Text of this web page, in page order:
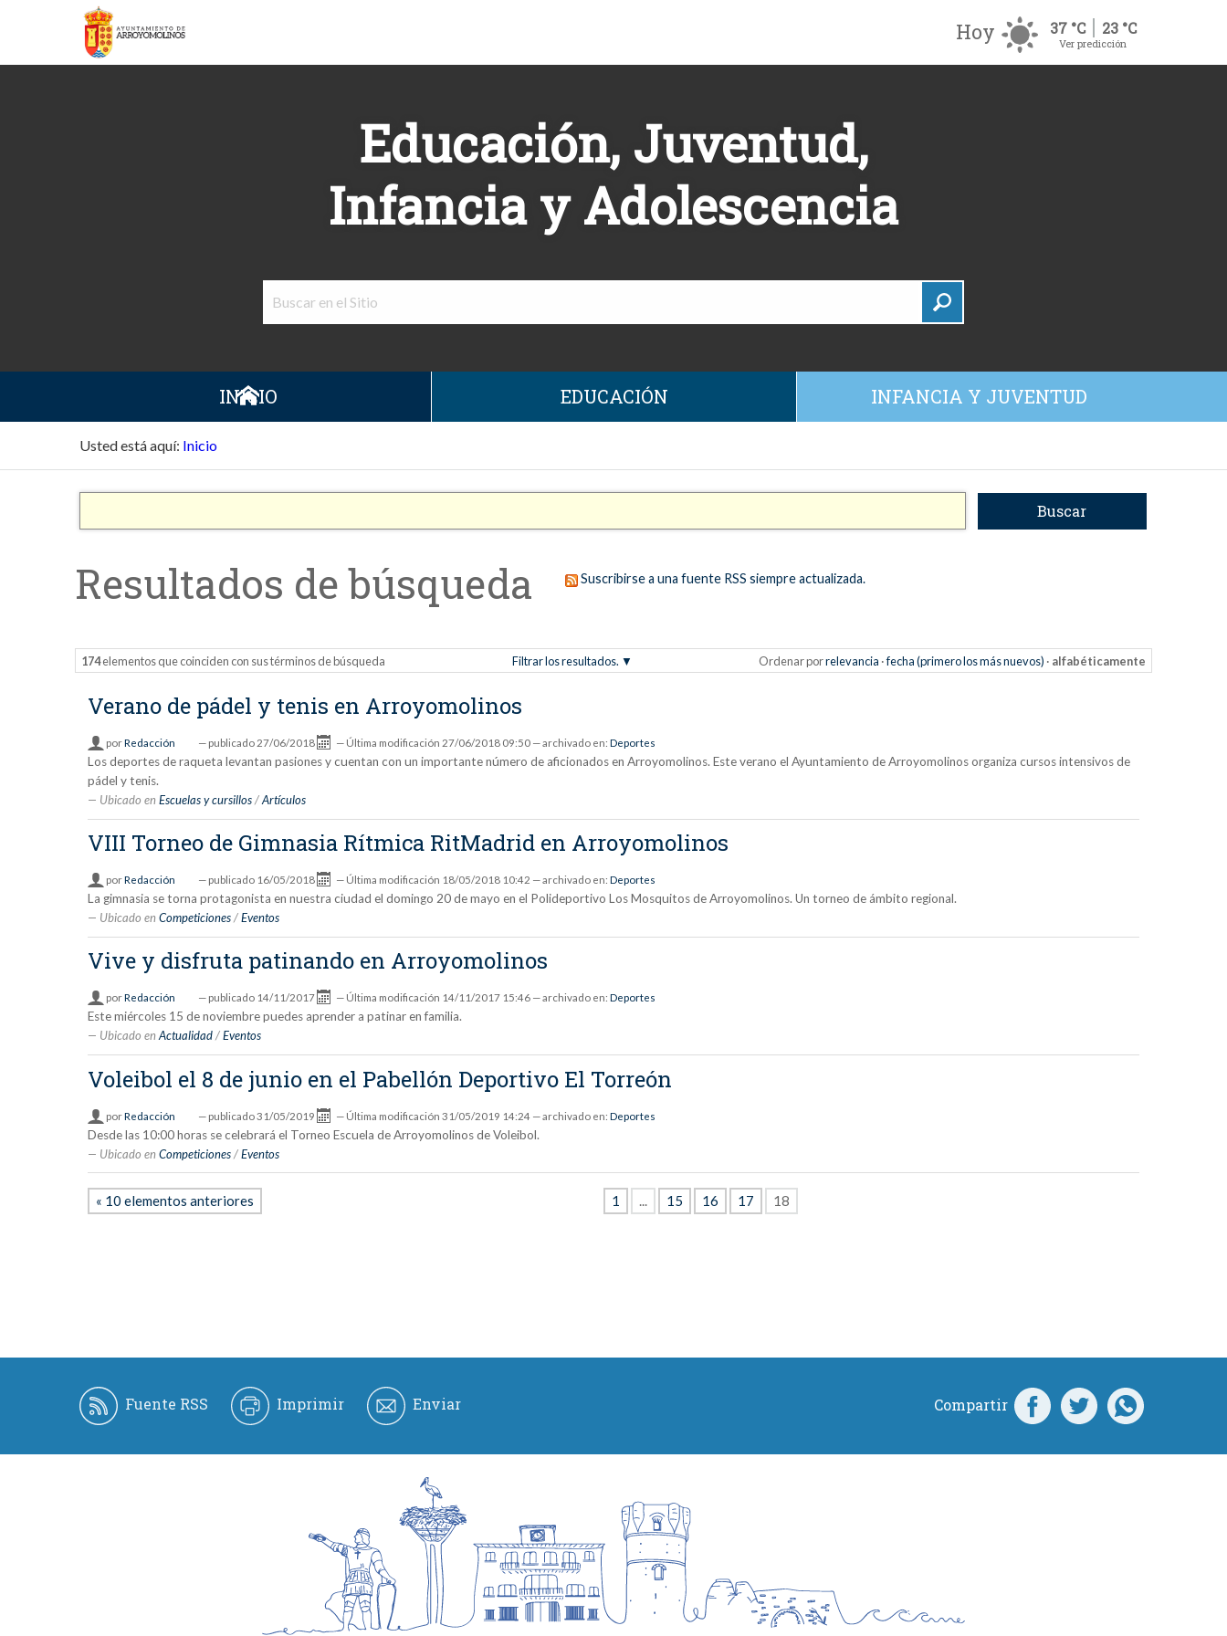
Hoy 37 °C 23 °C
Ver predicción
Educación, Juventud,
Infancia y Adolescencia
INICIO EDUCACIÓN INFANCIA Y JUVENTUD
Usted está aquí: Inicio
Resultados de búsqueda Suscribirse a una fuente RSS siempre actualizada.
174elementos que coinciden con sus términos de búsqueda Filtrar los resultados. Ordenar porrelevancia ·fecha (primero los más nuevos) · alfabéticamente
Verano de pádel y tenis en Arroyomolinos
porRedacción — publicado27/06/2018 — Última modificación 27/06/2018 09:50 — archivado en:Deportes
Los deportes de raqueta levantan pasiones y cuentan con un importante número de aficionados en Arroyomolinos. Este verano el Ayuntamiento de Arroyomolinos organiza cursos intensivos de
pádel y tenis.
Ubicado en Escuelas y cursillos /Artículos
VIII Torneo de Gimnasia Rítmica RitMadrid en Arroyomolinos
porRedacción — publicado16/05/2018 — Última modificación 18/05/2018 10:42 — archivado en:Deportes
La gimnasia se torna protagonista en nuestra ciudad el domingo 20 de mayo en el Polideportivo Los Mosquitos de Arroyomolinos. Un torneo de ámbito regional.
Ubicado en Competiciones /Eventos
Vive y disfruta patinando en Arroyomolinos
porRedacción — publicado14/11/2017 — Última modificación 14/11/2017 15:46 — archivado en:Deportes
Este miércoles 15 de noviembre puedes aprender a patinar en familia.
Ubicado en Actualidad /Eventos
Voleibol el 8 de junio en el Pabellón Deportivo El Torreón
porRedacción — publicado31/05/2019 — Última modificación 31/05/2019 14:24 — archivado en:Deportes
Desde las 10:00 horas se celebrará el Torneo Escuela de Arroyomolinos de Voleibol.
Ubicado en Competiciones /Eventos
« 10 elementos anteriores 1 ... 15 16 17 18
Fuente RSS Imprimir Enviar Compartir